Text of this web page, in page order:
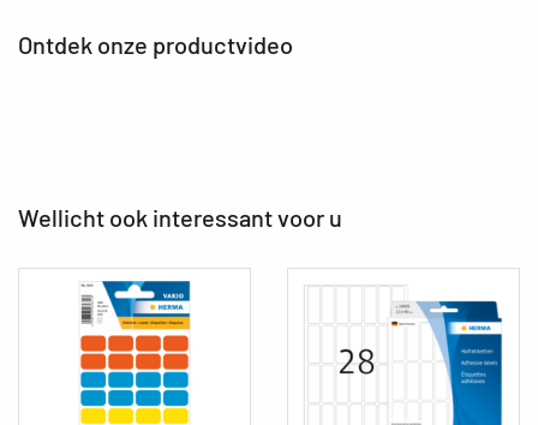
Ontdek onze productvideo
Wellicht ook interessant voor u